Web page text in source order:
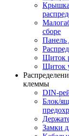
Крышка
сборе
Панель
Щиток
Щиток
клеммы
DIN-
Блок/
Замки